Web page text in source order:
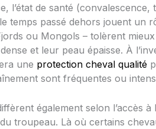
l’état de santé (convalescence,
temps passé dehors jouent un
ou Mongols – tolèrent
et leur peau épaisse. À
une protection cheval qualité
sont fréquentes ou
également selon l’accès à
troupeau. Là où certains